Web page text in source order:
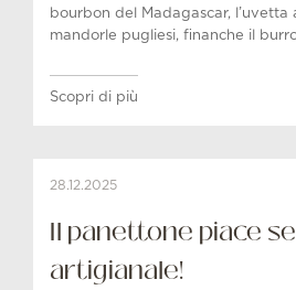
bourbon del Madagascar, l’uvetta
mandorle pugliesi, finanche il
Scopri di più
28.12.2025
Il panettone piace
artigianale!